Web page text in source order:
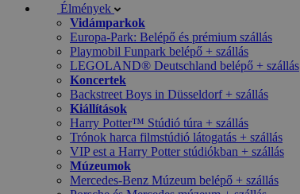
Élmények
Vidámparkok
Europa-Park: Belépő és prémium szállás
Playmobil Funpark belépő + szállás
LEGOLAND® Deutschland belépő + szállás
Koncertek
Backstreet Boys in Düsseldorf + szállás
Kiállítások
Harry Potter™ Stúdió túra + szállás
Trónok harca filmstúdió látogatás + szállás
VIP est a Harry Potter stúdiókban + szállás
Múzeumok
Mercedes-Benz Múzeum belépő + szállás